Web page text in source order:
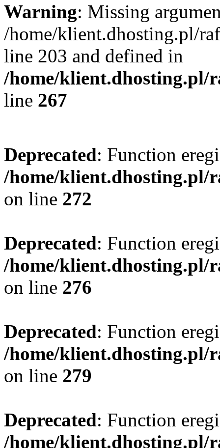
Warning: Missing
/home/klient.dhosting.pl/
line 203 and defined in
/home/klient.dhosting.pl/
line 267
Deprecated: Function
/home/klient.dhosting.pl/
on line 272
Deprecated: Function
/home/klient.dhosting.pl/
on line 276
Deprecated: Function
/home/klient.dhosting.pl/
on line 279
Deprecated: Function
/home/klient.dhosting.pl/